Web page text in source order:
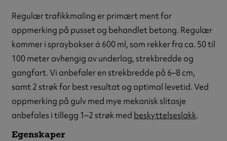
Regulær trafikkmaling er primært ment for
oppmerking på pusset og behandlet betong. Regulær
kommer i spraybokser á 600 ml, som rekker fra ca. 50 til
100 meter avhengig av underlag, strekbredde og
gangfart. Vi anbefaler en strekbredde på 6–8 cm,
samt 2 strøk for best resultat og optimal levetid. Ved
oppmerking på gulv med mye mekanisk slitasje
anbefales i tillegg 1–2 strøk med beskyttelseslakk.
Egenskaper